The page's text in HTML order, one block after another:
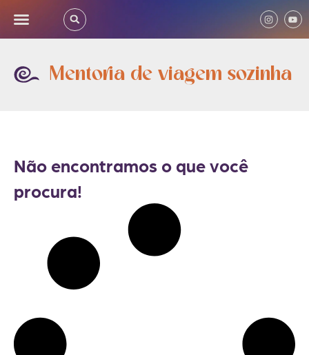
Mentoria de viagem sozinha
Não encontramos o que você
procura!